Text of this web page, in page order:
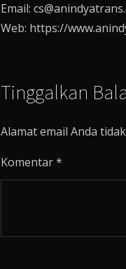
Email:
Web: https://
Tinggalkan
Alamat email Anda
Komentar*